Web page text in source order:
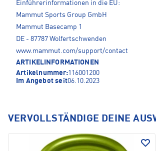
Einführerinformationen in die EU:
Mammut Sports Group GmbH
Mammut Basecamp 1
DE - 87787 Wolfertschwenden
www.mammut.com/support/contact
ARTIKELINFORMATIONEN
Artikelnummer:116001200
Im Angebot seit06.10.2023
VERVOLLSTÄNDIGE DEINE